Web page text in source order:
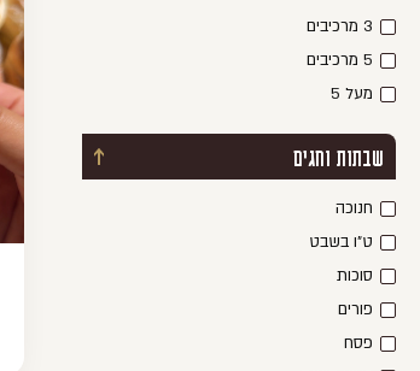
3 מרכיבים
5 מרכיבים
מעל 5
כפתור פתיחת / סגירת מסנן
שבתות וחגים
חנוכה
ט"ו בשבט
סוכות
פורים
פסח